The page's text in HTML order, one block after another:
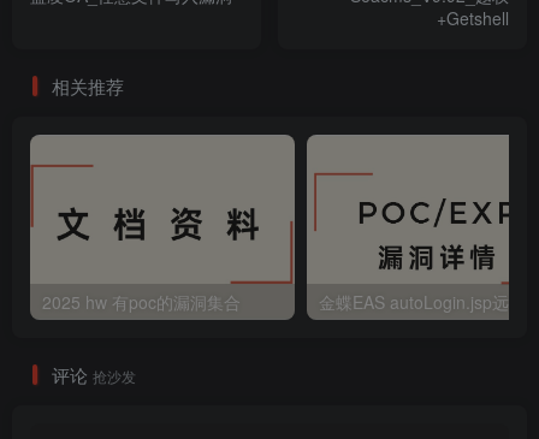
+Getshell
相关推荐
2025 hw 有poc的漏洞集合
评论 抢沙发